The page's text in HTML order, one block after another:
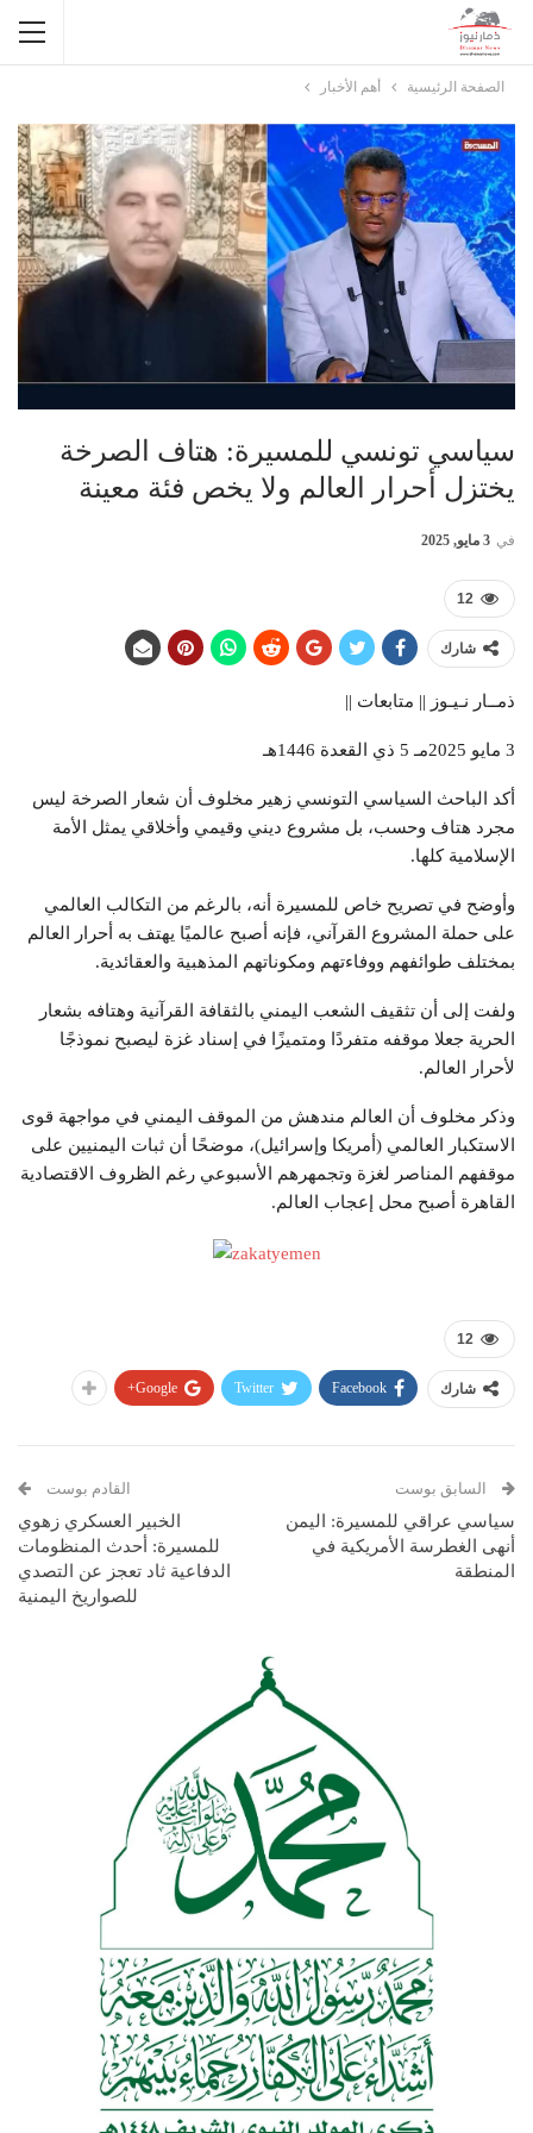
الصفحة الرئيسية أهم الأخبار
سياسي تونسي للمسيرة: هتاف الصرخة
يختزل أحرار العالم ولا يخص فئة معينة
في 3 مايو, 2025
12
شارك
ذمــار نـيـوز || متابعات ||
3 مايو 2025مـ 5 ذي القعدة 1446هـ
أكد الباحث السياسي التونسي زهير مخلوف أن شعار الصرخة ليس
مجرد هتاف وحسب، بل مشروع ديني وقيمي وأخلاقي يمثل الأمة
الإسلامية كلها.
وأوضح في تصريح خاص للمسيرة أنه، بالرغم من التكالب العالمي
على حملة المشروع القرآني، فإنه أصبح عالميًا يهتف به أحرار العالم
بمختلف طوائفهم ووفاءتهم ومكوناتهم المذهبية والعقائدية.
ولفت إلى أن تثقيف الشعب اليمني بالثقافة القرآنية وهتافه بشعار
الحرية جعلا موقفه متفردًا ومتميزًا في إسناد غزة ليصبح نموذجًا
لأحرار العالم.
وذكر مخلوف أن العالم مندهش من الموقف اليمني في مواجهة قوى
الاستكبار العالمي (أمريكا وإسرائيل)، موضحًا أن ثبات اليمنيين على
موقفهم المناصر لغزة وتجمهرهم الأسبوعي رغم الظروف الاقتصادية
القاهرة أصبح محل إعجاب العالم.
12
شارك Facebook
Twitter
Google+
السابق بوست
سياسي عراقي للمسيرة: اليمن
أنهى الغطرسة الأمريكية في
المنطقة
القادم بوست
الخبير العسكري زهوي
للمسيرة: أحدث المنظومات
الدفاعية ثاد تعجز عن التصدي
للصواريخ اليمنية